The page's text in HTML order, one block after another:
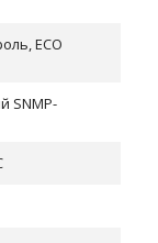
ECO
SNMP-